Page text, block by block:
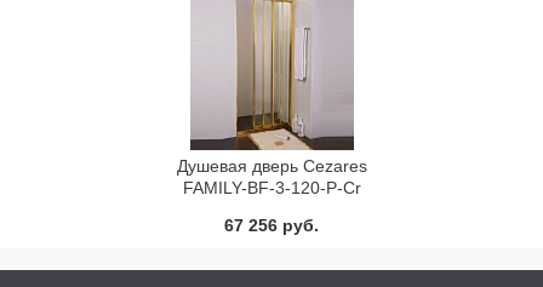
Душевая дверь Cezares
FAMILY-BF-3-120-P-Cr
67 256 руб.